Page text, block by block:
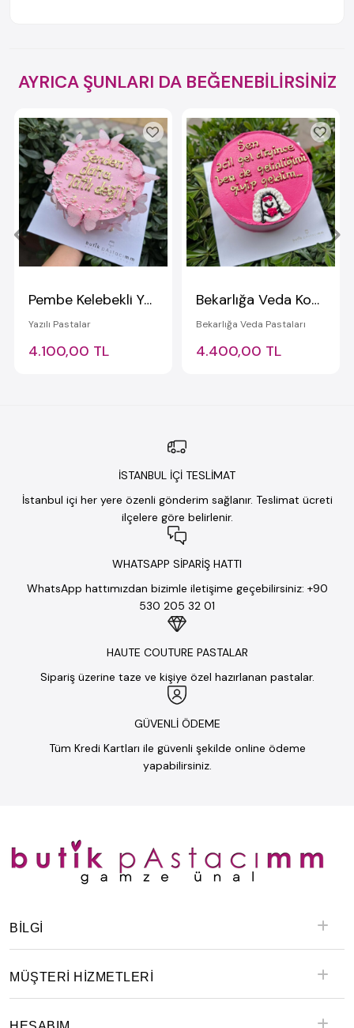
AYRICA ŞUNLARI DA BEĞENEBİLİRSİNİZ
Pembe Kelebekli Yazılı Pasta
Yazılı Pastalar
4.100,00 TL
Bekarlığa Veda Konseptli Yazılı Pasta
Bekarlığa Veda Pastaları
4.400,00 TL
İSTANBUL İÇİ TESLİMAT
İstanbul içi her yere özenli gönderim sağlanır. Teslimat ücreti
ilçelere göre belirlenir.
WHATSAPP SİPARİŞ HATTI
WhatsApp hattımızdan bizimle iletişime geçebilirsiniz: +90
530 205 32 01
HAUTE COUTURE PASTALAR
Sipariş üzerine taze ve kişiye özel hazırlanan pastalar.
GÜVENLİ ÖDEME
Tüm Kredi Kartları ile güvenli şekilde online ödeme
yapabilirsiniz.
BILGI
MÜŞTERİ HİZMETLERİ